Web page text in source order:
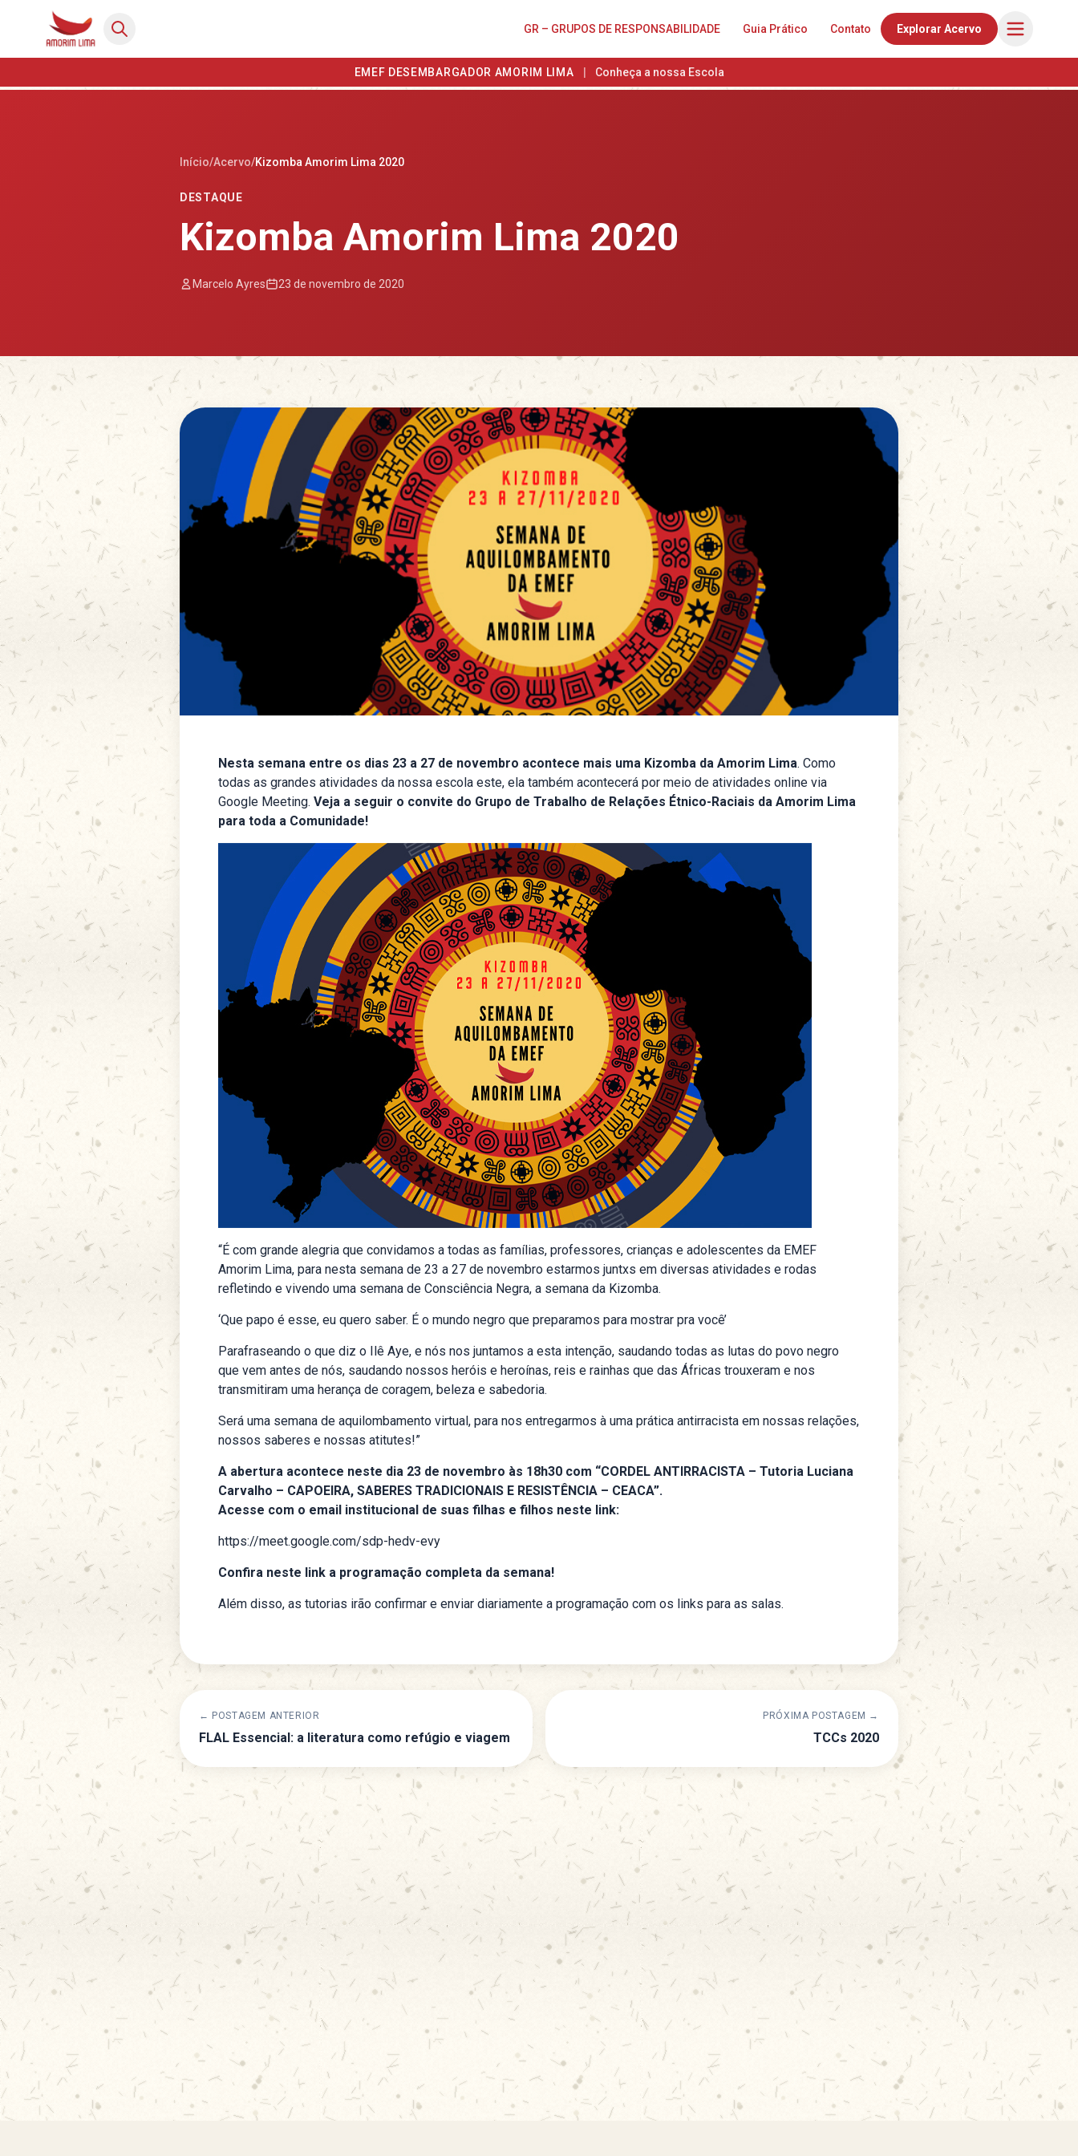
GR – GRUPOS DE RESPONSABILIDADE Guia Prático Contato Explorar Acervo
EMEF DESEMBARGADOR AMORIM LIMA Conheça a nossa Escola
Início/Acervo/Kizomba Amorim Lima 2020
DESTAQUE
Kizomba Amorim Lima 2020
Marcelo Ayres 23 de novembro de 2020
Nesta semana entre os dias 23 a 27 de novembro acontece mais uma Kizomba da Amorim Lima. Como
todas as grandes atividades da nossa escola este, ela também acontecerá por meio de atividades online via
Google Meeting. Veja a seguir o convite do Grupo de Trabalho de Relações Étnico-Raciais da Amorim Lima
para toda a Comunidade!
“É com grande alegria que convidamos a todas as famílias, professores, crianças e adolescentes da EMEF
Amorim Lima, para nesta semana de 23 a 27 de novembro estarmos juntxs em diversas atividades e rodas
refletindo e vivendo uma semana de Consciência Negra, a semana da Kizomba.
‘Que papo é esse, eu quero saber. É o mundo negro que preparamos para mostrar pra você’
Parafraseando o que diz o Ilê Aye, e nós nos juntamos a esta intenção, saudando todas as lutas do povo negro
que vem antes de nós, saudando nossos heróis e heroínas, reis e rainhas que das Áfricas trouxeram e nos
transmitiram uma herança de coragem, beleza e sabedoria.
Será uma semana de aquilombamento virtual, para nos entregarmos à uma prática antirracista em nossas relações,
nossos saberes e nossas atitutes!”
A abertura acontece neste dia 23 de novembro às 18h30 com “CORDEL ANTIRRACISTA – Tutoria Luciana
Carvalho – CAPOEIRA, SABERES TRADICIONAIS E RESISTÊNCIA – CEACA”.
Acesse com o email institucional de suas filhas e filhos neste link:
https://meet.google.com/sdp-hedv-evy
Confira neste link a programação completa da semana!
Além disso, as tutorias irão confirmar e enviar diariamente a programação com os links para as salas.
← POSTAGEM ANTERIOR
FLAL Essencial: a literatura como refúgio e viagem
PRÓXIMA POSTAGEM →
TCCs 2020